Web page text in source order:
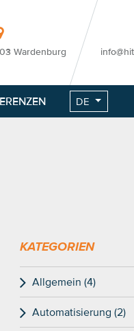
Wardenburg
DE
KATEGORIEN
Allgemein (4)
Automatisierung (2)